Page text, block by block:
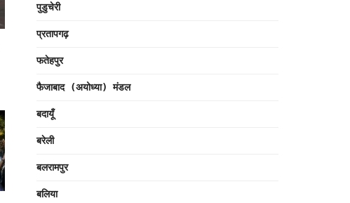
पुडुचेरी
प्रतापगढ़
फतेहपुर
फैजाबाद (अयोध्या) मंडल
बदायूँ
बरेली
बलरामपुर
बलिया